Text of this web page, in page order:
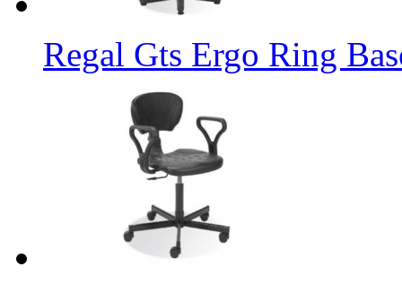
Regal Gts Ergo Ring